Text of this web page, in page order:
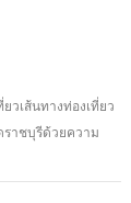
วเส้นทางท่องเที่ยว
ราชบุรีด้วยความ